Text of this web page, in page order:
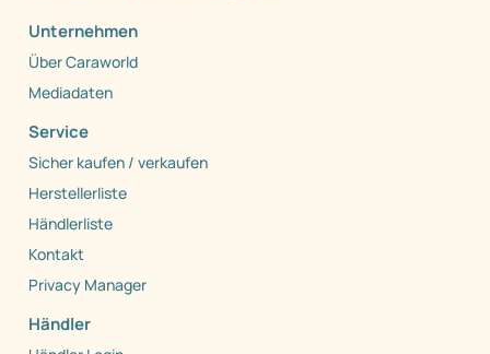
Unternehmen
Über Caraworld
Mediadaten
Service
Sicher kaufen / verkaufen
Herstellerliste
Händlerliste
Kontakt
Privacy Manager
Händler